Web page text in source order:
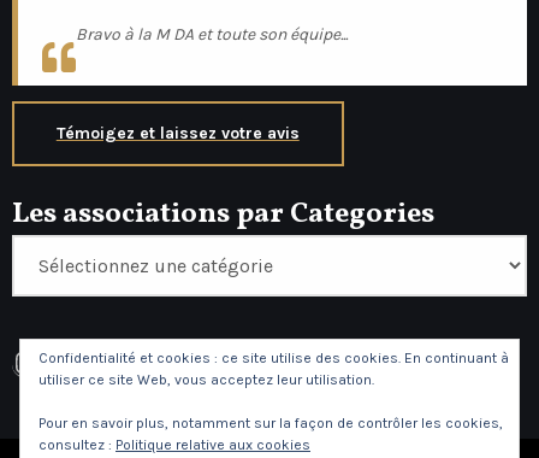
Bravo à la M DA et toute son équipe...
Témoigez et laissez votre avis
Les associations par Categories
Instagram
Facebook
Confidentialité et cookies : ce site utilise des cookies. En continuant à
utiliser ce site Web, vous acceptez leur utilisation.
Pour en savoir plus, notamment sur la façon de contrôler les cookies,
consultez : Politique relative aux cookies